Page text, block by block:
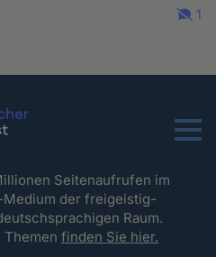
1
Menu
Seitenaufrufen im
der freigeistig-
Raum.
Themenfinden Sie hier.